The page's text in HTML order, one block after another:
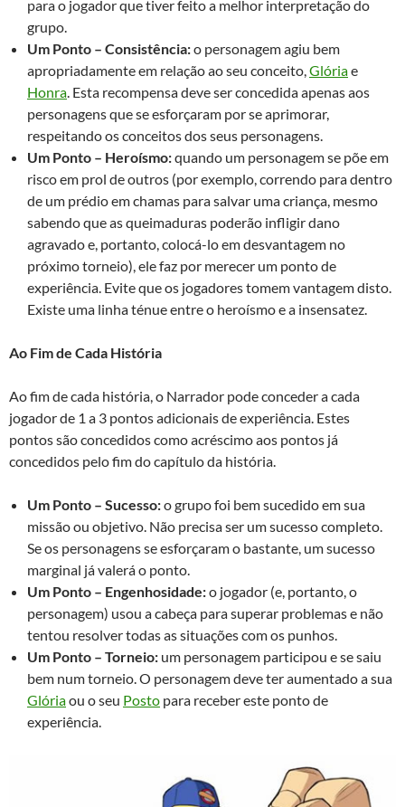
para o jogador que tiver feito a melhor interpretação do
grupo.
Um Ponto – Consistência:o personagem agiu bem
apropriadamente em relação ao seu conceito, Glóriae
Honra . Esta recompensa deve ser concedida apenas aos
personagens que se esforçaram por se aprimorar,
respeitando os conceitos dos seus personagens.
Um Ponto – Heroísmo:quando um personagem se põe em
risco em prol de outros (por exemplo, correndo para dentro
de um prédio em chamas para salvar uma criança, mesmo
sabendo que as queimaduras poderão infligir dano
agravado e, portanto, colocá-lo em desvantagem no
próximo torneio), ele faz por merecer um ponto de
experiência. Evite que os jogadores tomem vantagem disto.
Existe uma linha ténue entre o heroísmo e a insensatez.
Ao Fim de Cada História
Ao fim de cada história, o Narrador pode conceder a cada
jogador de 1 a 3 pontos adicionais de experiência. Estes
pontos são concedidos como acréscimo aos pontos já
concedidos pelo fim do capítulo da história.
Um Ponto – Sucesso:o grupo foi bem sucedido em sua
missão ou objetivo. Não precisa ser um sucesso completo.
Se os personagens se esforçaram o bastante, um sucesso
marginal já valerá o ponto.
Um Ponto – Engenhosidade:o jogador (e, portanto, o
personagem) usou a cabeça para superar problemas e não
tentou resolver todas as situações com os punhos.
Um Ponto – Torneio: um personagem participou e se saiu
bem num torneio. O personagem deve ter aumentado a sua
Glóriaou o seu Posto para receber este ponto de
experiência.